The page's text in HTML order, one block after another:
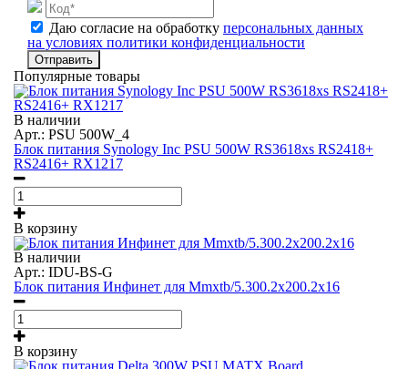
Даю согласие на обработку персональных данных
на условиях политики конфиденциальности
Отправить
Популярные товары
В наличии
Арт.: PSU 500W_4
Блок питания Synology Inc PSU 500W RS3618xs RS2418+
RS2416+ RX1217
В корзину
В наличии
Арт.: IDU-BS-G
Блок питания Инфинет для Mmxtb/5.300.2x200.2x16
В корзину